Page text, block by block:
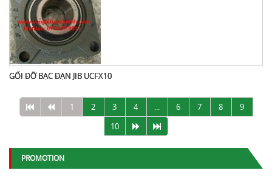
GỐI ĐỠ BẠC ĐẠN JIB UCFX10
1 2 3 4 ... 6 7 8
9
10
PROMOTION